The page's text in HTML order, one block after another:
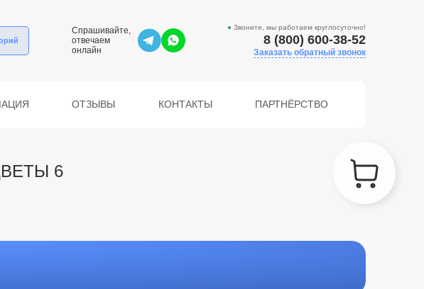
Спрашивайте,
отвечаем
онлайн
Звоните, мы работаем круглосуточно!
8 (800) 600-38-52
Заказать обратный звонок
ОТЗЫВЫ КОНТАКТЫ ПАРТНЁРСТВО
6